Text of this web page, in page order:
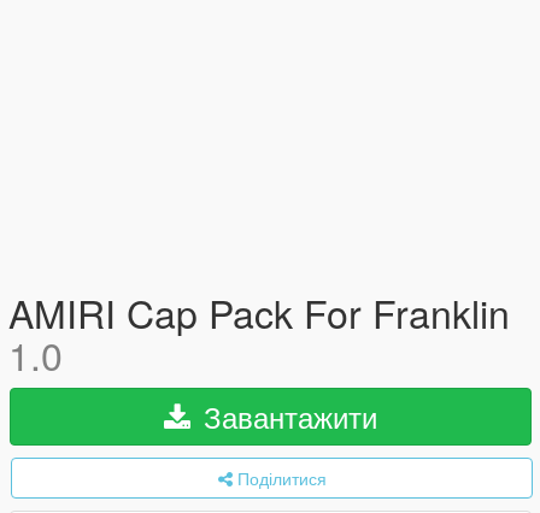
AMIRI Cap Pack For Franklin
1.0
Завантажити
Поділитися